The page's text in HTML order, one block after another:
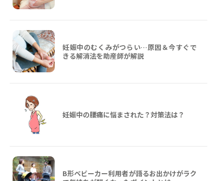
妊娠中のむくみがつらい…原因＆今すぐで
きる解消法を助産師が解説
妊娠中の腰痛に悩まされた？対策法は？
B形ベビーカー利用者が語るお出かけがラク